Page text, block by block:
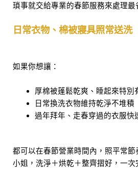
瑣事就交給專業的春節服務來處理最
日常衣物、棉被寢具照常送洗
如果你想讓：
厚棉被蓬鬆乾爽、睡起來特別
日常換洗衣物維持乾淨不堆積
過年拜年、走春穿過的衣服快
都可以在春節營業時間內，照平常
小姐，洗淨＋烘乾＋整齊摺好，一次